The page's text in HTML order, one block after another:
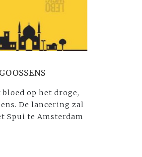
bloed op het droge,
De lancering zal
Spui te Amsterdam